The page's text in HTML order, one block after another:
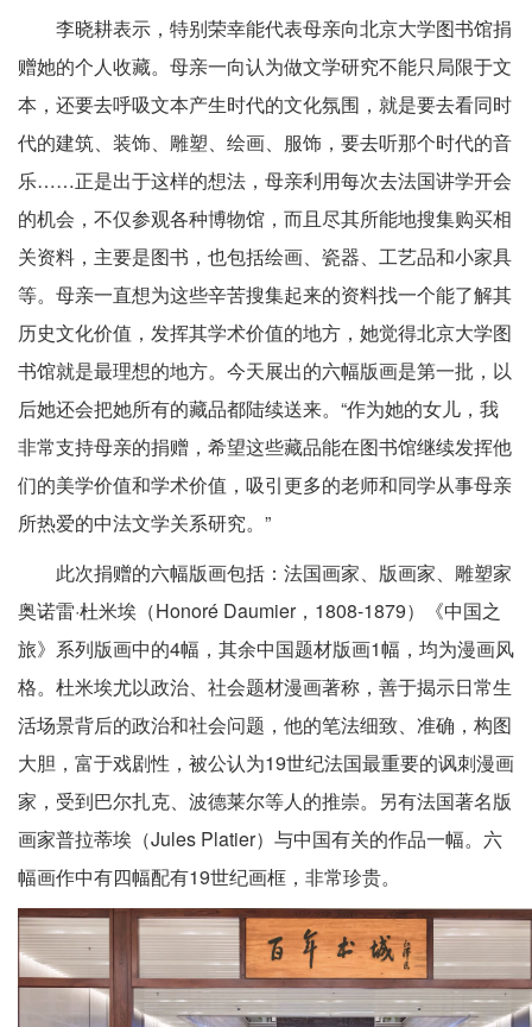
李晓耕表示，特别荣幸能代表母亲向北京大学图书馆捐
赠她的个人收藏。母亲一向认为做文学研究不能只局限于文
本，还要去呼吸文本产生时代的文化氛围，就是要去看同时
代的建筑、装饰、雕塑、绘画、服饰，要去听那个时代的音
乐……正是出于这样的想法，母亲利用每次去法国讲学开会
的机会，不仅参观各种博物馆，而且尽其所能地搜集购买相
关资料，主要是图书，也包括绘画、瓷器、工艺品和小家具
等。母亲一直想为这些辛苦搜集起来的资料找一个能了解其
历史文化价值，发挥其学术价值的地方，她觉得北京大学图
书馆就是最理想的地方。今天展出的六幅版画是第一批，以
后她还会把她所有的藏品都陆续送来。“作为她的女儿，我
非常支持母亲的捐赠，希望这些藏品能在图书馆继续发挥他
们的美学价值和学术价值，吸引更多的老师和同学从事母亲
所热爱的中法文学关系研究。”
此次捐赠的六幅版画包括：法国画家、版画家、雕塑家
奥诺雷·杜米埃（Honoré Daumier，1808-1879）《中国之
旅》系列版画中的4幅，其余中国题材版画1幅，均为漫画风
格。杜米埃尤以政治、社会题材漫画著称，善于揭示日常生
活场景背后的政治和社会问题，他的笔法细致、准确，构图
大胆，富于戏剧性，被公认为19世纪法国最重要的讽刺漫画
家，受到巴尔扎克、波德莱尔等人的推崇。另有法国著名版
画家普拉蒂埃（Jules Platier）与中国有关的作品一幅。六
幅画作中有四幅配有19世纪画框，非常珍贵。